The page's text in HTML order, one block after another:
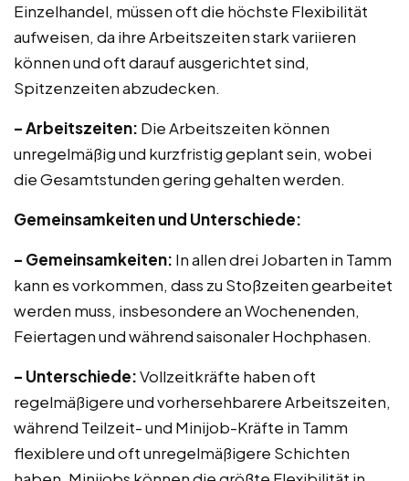
Einzelhandel, müssen oft die höchste Flexibilität
aufweisen, da ihre Arbeitszeiten stark variieren
können und oft darauf ausgerichtet sind,
Spitzenzeiten abzudecken.
– Arbeitszeiten: Die Arbeitszeiten können
unregelmäßig und kurzfristig geplant sein, wobei
die Gesamtstunden gering gehalten werden.
Gemeinsamkeiten und Unterschiede:
– Gemeinsamkeiten: In allen drei Jobarten in Tamm
kann es vorkommen, dass zu Stoßzeiten gearbeitet
werden muss, insbesondere an Wochenenden,
Feiertagen und während saisonaler Hochphasen.
– Unterschiede:Vollzeitkräfte haben oft
regelmäßigere und vorhersehbarere Arbeitszeiten,
während Teilzeit- und Minijob-Kräfte in Tamm
flexiblere und oft unregelmäßigere Schichten